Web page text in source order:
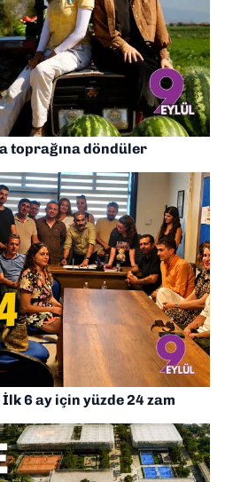
toprağına döndüler
İlk 6 ay için yüzde 24 zam